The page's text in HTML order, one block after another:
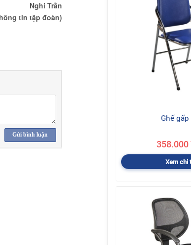
Nghi Trần
tin tập đoàn)
Gửi bình luận
Ghế gấp
358.000
Xem chi